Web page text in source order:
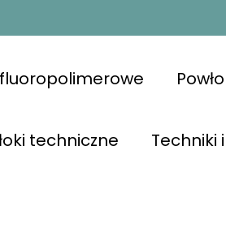
fluoropolimerowe
techniczne Techniki